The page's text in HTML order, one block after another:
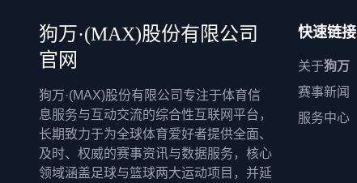
狗万·(MAX)股份有限公司
官网
狗万·(MAX)股份有限公司专注于体育信
息服务与互动交流的综合性互联网平台，
长期致力于为全球体育爱好者提供全面、
及时、权威的赛事资讯与数据服务，核心
领域涵盖足球与篮球两大运动项目，并延
快速链接
关于狗万
赛事新闻
服务中心